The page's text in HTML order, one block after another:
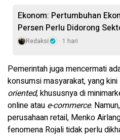
Ekonom: Pertumbuhan
Persen Perlu Didorong
Redaksi 1 hari
Pemerintah juga mencermati
konsumsi masyarakat, yang
oriented, khususnya di
online atau e-commerce.
perusahaan retail, Menko
fenomena Rojali tidak perlu